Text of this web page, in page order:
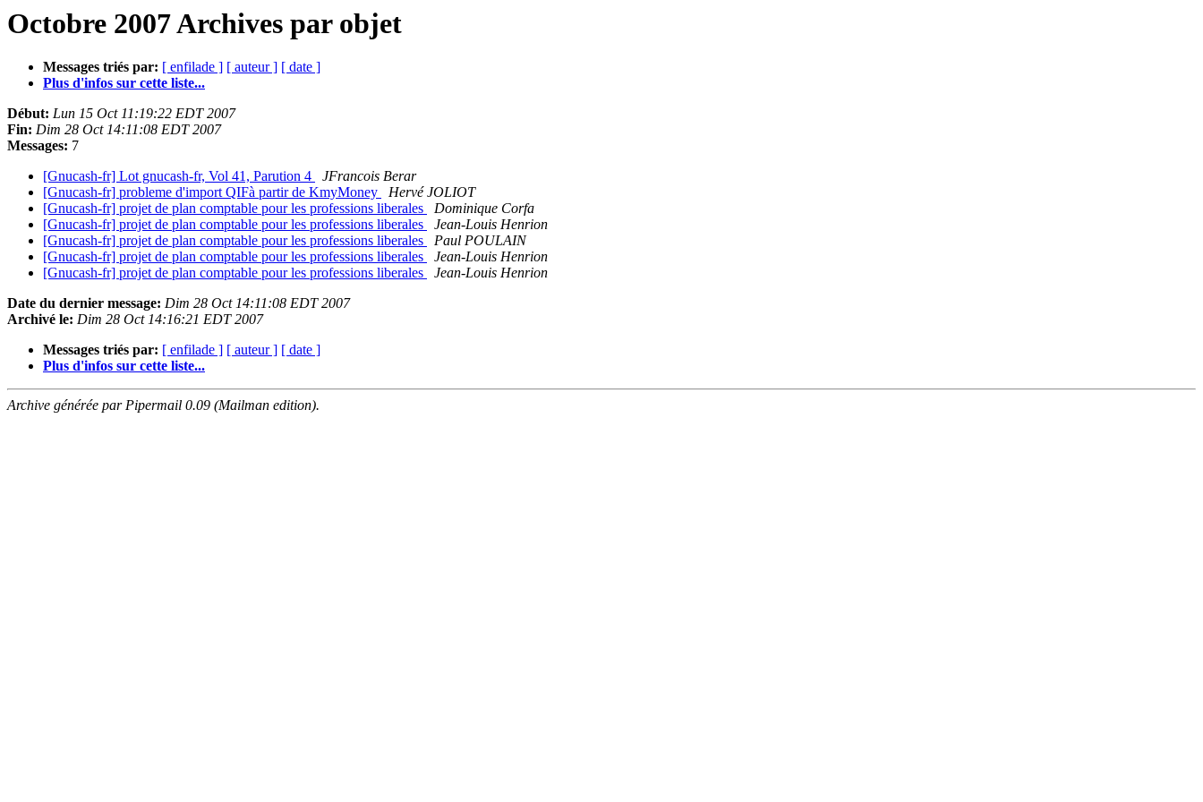
Octobre 2007 Archives par objet
Messages triés par: [ enfilade ] [ auteur ] [ date ]
Plus d'infos sur cette liste...
Début: Lun 15 Oct 11:19:22 EDT 2007
Fin: Dim 28 Oct 14:11:08 EDT 2007
Messages: 7
[Gnucash-fr] Lot gnucash-fr, Vol 41, Parution 4
JFrancois Berar
[Gnucash-fr] probleme d'import QIFà partir de KmyMoney
Hervé JOLIOT
[Gnucash-fr] projet de plan comptable pour les professions liberales
Dominique Corfa
[Gnucash-fr] projet de plan comptable pour les professions liberales
Jean-Louis Henrion
[Gnucash-fr] projet de plan comptable pour les professions liberales
Paul POULAIN
[Gnucash-fr] projet de plan comptable pour les professions liberales
Jean-Louis Henrion
[Gnucash-fr] projet de plan comptable pour les professions liberales
Jean-Louis Henrion
Date du dernier message: Dim 28 Oct 14:11:08 EDT 2007
Archivé le: Dim 28 Oct 14:16:21 EDT 2007
Messages triés par: [ enfilade ] [ auteur ] [ date ]
Plus d'infos sur cette liste...
Archive générée par Pipermail 0.09 (Mailman edition).